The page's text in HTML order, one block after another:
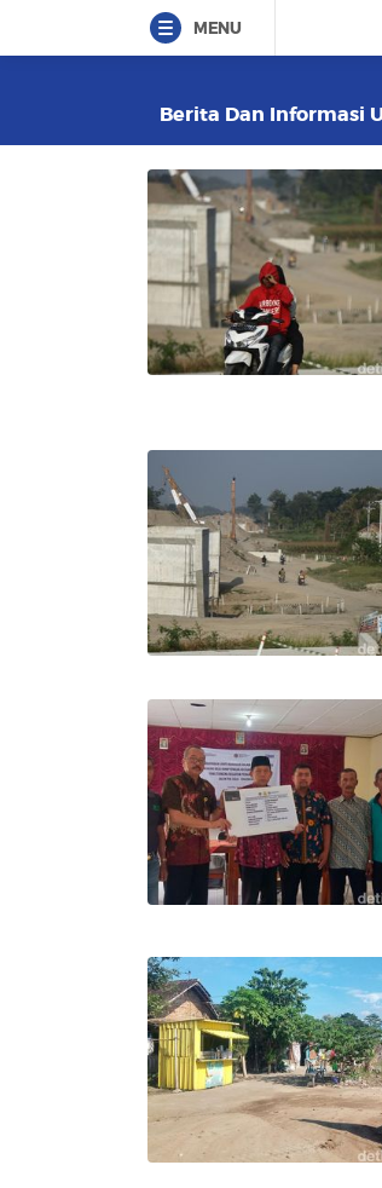
MENU
Berita Dan Informasi